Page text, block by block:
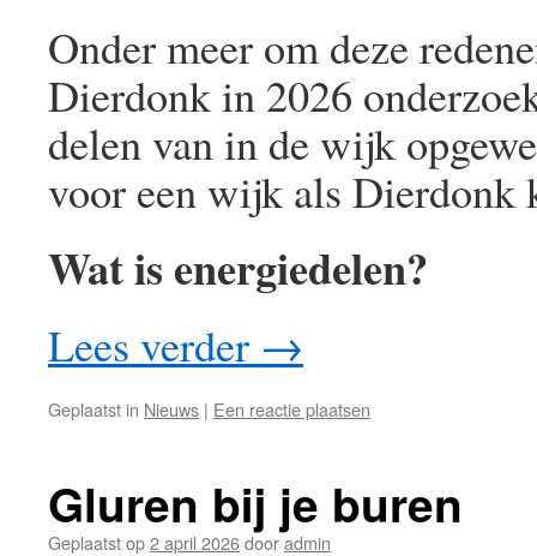
Onder meer om deze
Dierdonk in 2026
delen van in de wijk
voor een wijk als Dierdonk
Wat is energiedelen?
Lees verder →
Geplaatst in Nieuws | Een reactie plaatsen
Gluren bij je buren
Geplaatst op2 april 2026dooradmin